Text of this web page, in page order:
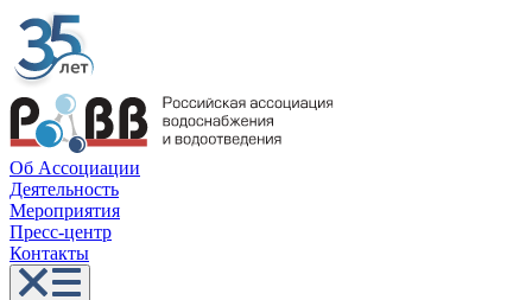
Об Ассоциации
Деятельность
Мероприятия
Пресс-центр
Контакты